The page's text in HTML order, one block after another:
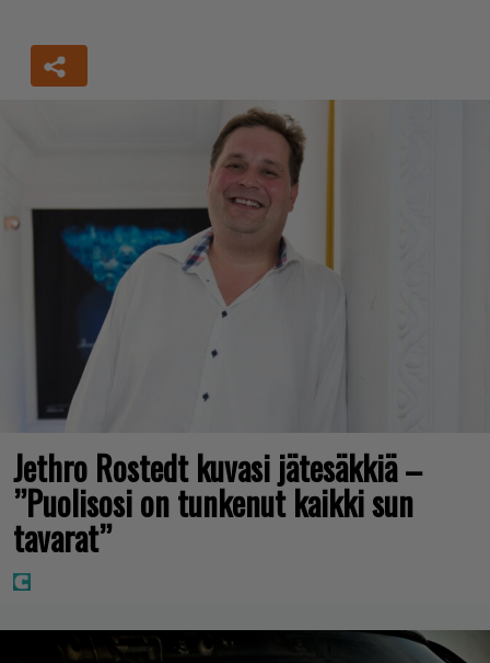
Jethro Rostedt kuvasi jätesäkkiä –
”Puolisosi on tunkenut kaikki sun
tavarat”